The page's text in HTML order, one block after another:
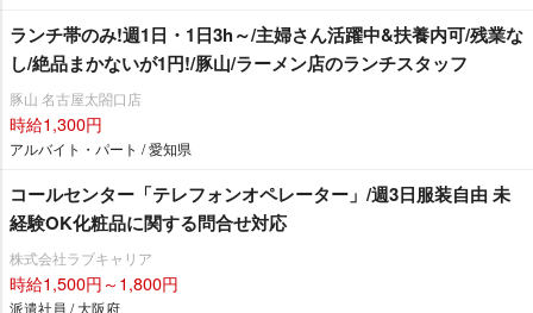
ランチ帯のみ!週1日・1日3h～/主婦さん活躍中&扶養内可/残業な
し/絶品まかないが1円!/豚山/ラーメン店のランチスタッフ
豚山 名古屋太閤口店
時給1,300円
アルバイト・パート / 愛知県
コールセンター「テレフォンオペレーター」/週3日服装自由 未
経験OK化粧品に関する問合せ対応
株式会社ラブキャリア
時給1,500円～1,800円
派遣社員 / 大阪府